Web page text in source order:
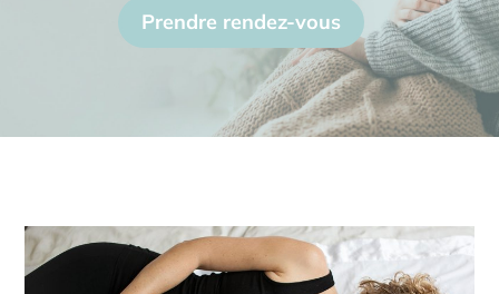
Prendre rendez-vous